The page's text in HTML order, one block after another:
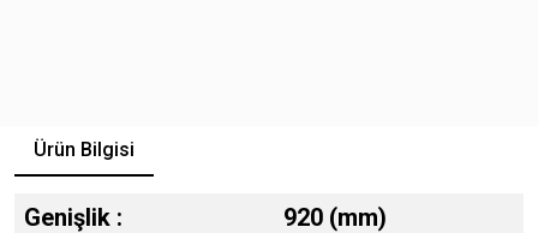
Ürün Bilgisi
Genişlik :
920 (mm)